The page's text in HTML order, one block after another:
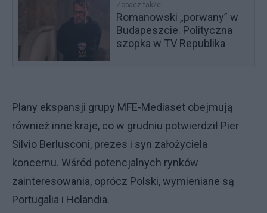
Zobacz także
Romanowski „porwany” w
Budapeszcie. Polityczna
szopka w TV Republika
Plany ekspansji grupy MFE-Mediaset obejmują
również inne kraje, co w grudniu potwierdził Pier
Silvio Berlusconi, prezes i syn założyciela
koncernu. Wśród potencjalnych rynków
zainteresowania, oprócz Polski, wymieniane są
Portugalia i Holandia.